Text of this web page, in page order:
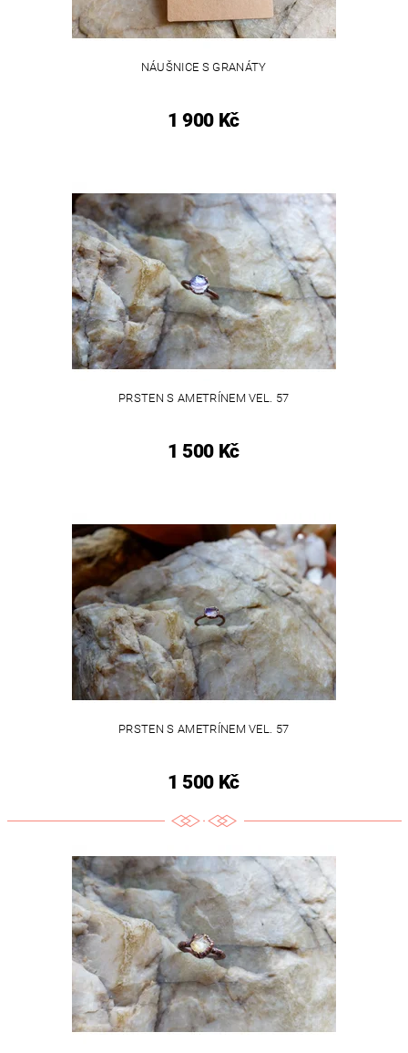
NÁUŠNICE S GRANÁTY
1 900 Kč
PRSTEN S AMETRÍNEM VEL. 57
1 500 Kč
PRSTEN S AMETRÍNEM VEL. 57
1 500 Kč